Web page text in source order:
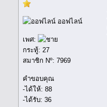
ออฟไลน์
เพศ:
กระทู้: 27
สมาชิก Nº: 7969
คำขอบคุณ
-ได้ให้: 88
-ได้รับ: 36